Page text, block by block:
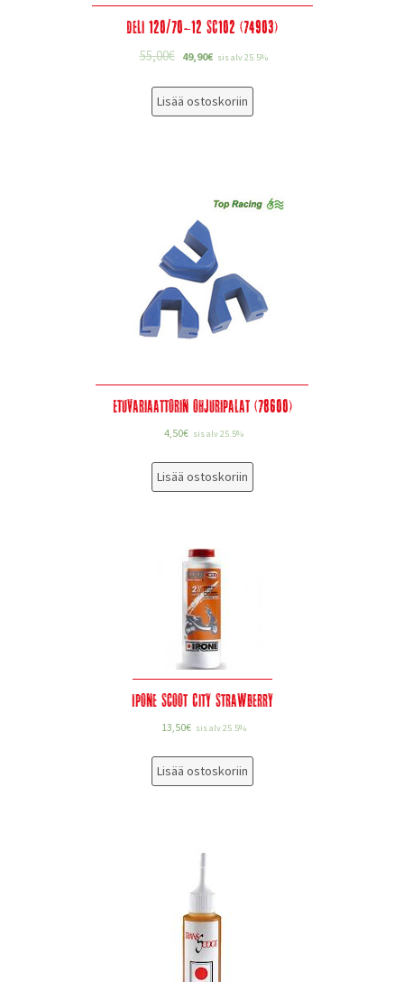
Deli 120/70-12 SC102 (74903)
55,00€ 49,90€ sis alv 25.5%
Lisää ostoskoriin
Etuvariaattorin ohjuripalat (78600)
4,50€ sis alv 25.5%
Lisää ostoskoriin
Ipone Scoot City Strawberry
13,50€ sis alv 25.5%
Lisää ostoskoriin